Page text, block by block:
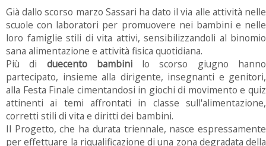
Già dallo scorso marzo Sassari ha dato il via alle attività nelle
scuole con laboratori per promuovere nei bambini e nelle
loro famiglie stili di vita attivi, sensibilizzandoli al binomio
sana alimentazione e attività fisica quotidiana.
Più di duecento bambinilo scorso giugno hanno
partecipato, insieme alla dirigente, insegnanti e genitori,
alla Festa Finale cimentandosi in giochi di movimento e quiz
attinenti ai temi affrontati in classe sull'alimentazione,
corretti stili di vita e diritti dei bambini.
Il Progetto, che ha durata triennale, nasce espressamente
per effettuare la riqualificazione di una zona degradata della